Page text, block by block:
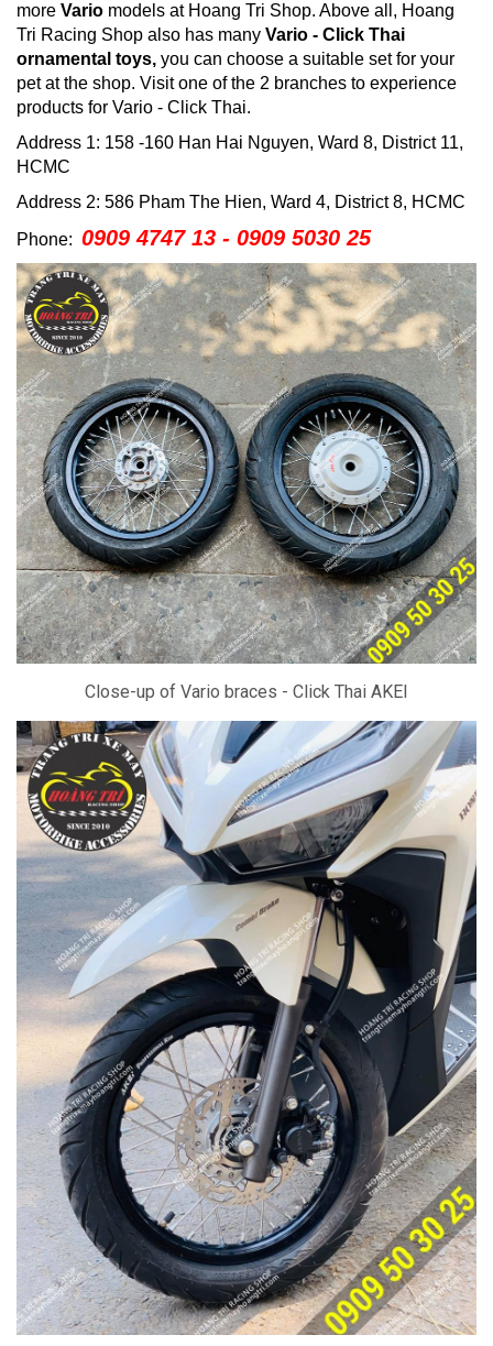
more Vario models at Hoang Tri Shop. Above all, Hoang
Tri Racing Shop also has many Vario - Click Thai
ornamental toys, you can choose a suitable set for your
pet at the shop. Visit one of the 2 branches to experience
products for Vario - Click Thai.
Address 1: 158 -160 Han Hai Nguyen, Ward 8, District 11,
HCMC
Address 2: 586 Pham The Hien, Ward 4, District 8, HCMC
Phone: 0909 4747 13 - 0909 5030 25
Close-up of Vario braces - Click Thai AKEI